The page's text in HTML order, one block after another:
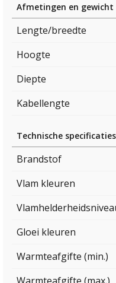
Afmetingen en gewicht
Lengte/breedte
Hoogte
Diepte
Kabellengte
Technische specificaties
Brandstof
Vlam kleuren
Gloei kleuren
Warmteafgifte (min.)